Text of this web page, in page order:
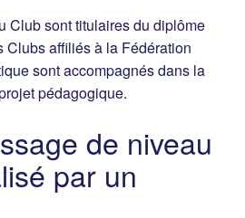
Club sont titulaires du diplôme
Clubs affiliés à la Fédération
sont accompagnés dans la
pédagogique.
de niveau
par un